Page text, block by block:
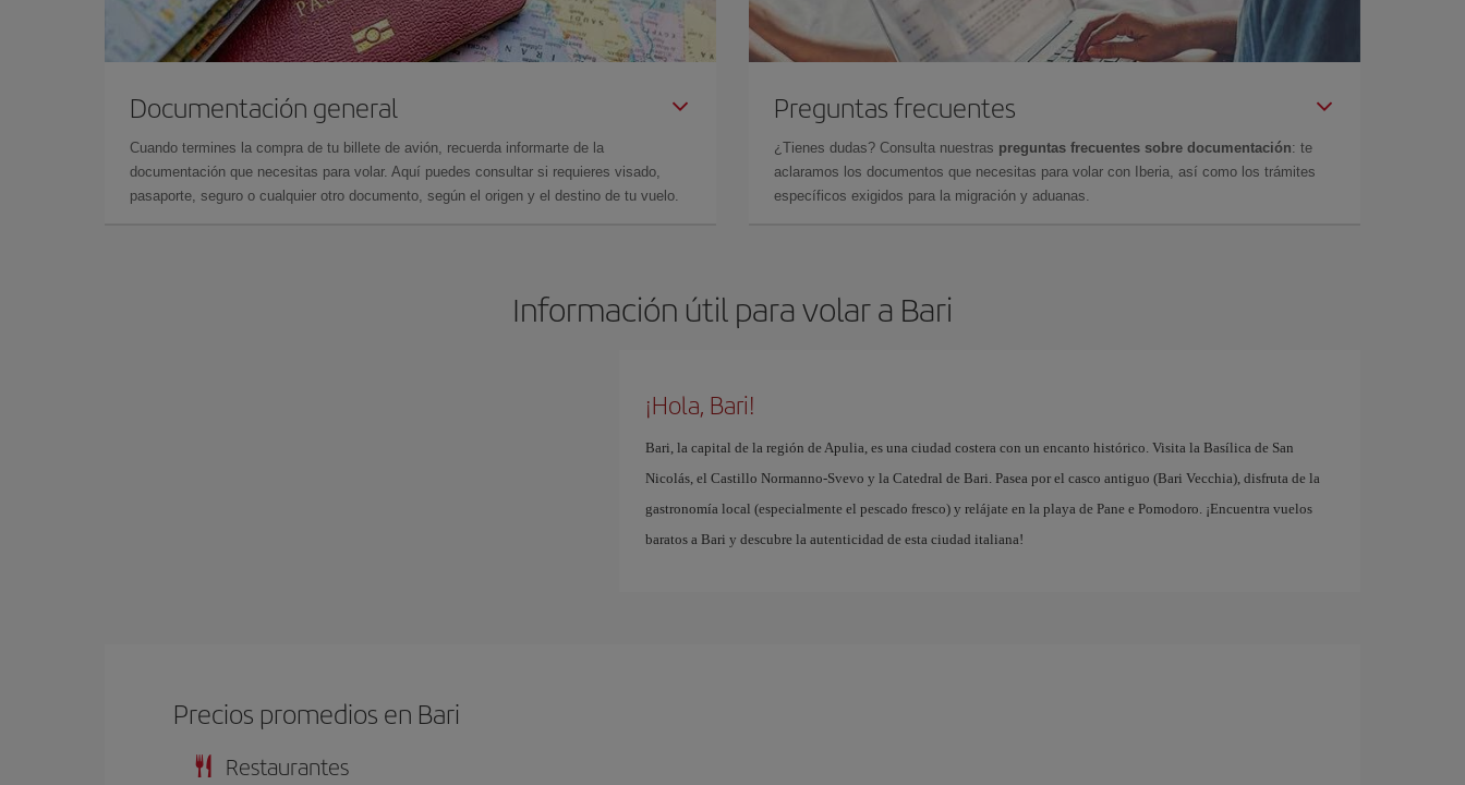
Documentación general
Cuando termines la compra de tu billete de avión, recuerda informarte de la
documentación que necesitas para volar. Aquí puedes consultar si requieres visado,
pasaporte, seguro o cualquier otro documento, según el origen y el destino de tu vuelo.
Preguntas frecuentes
¿Tienes dudas? Consulta nuestras preguntas frecuentes sobre documentación: te
aclaramos los documentos que necesitas para volar con Iberia, así como los trámites
específicos exigidos para la migración y aduanas.
Información útil para volar a Bari
¡Hola, Bari!
Bari, la capital de la región de Apulia, es una ciudad costera con un encanto histórico. Visita la Basílica de San
Nicolás, el Castillo Normanno-Svevo y la Catedral de Bari. Pasea por el casco antiguo (Bari Vecchia), disfruta de la
gastronomía local (especialmente el pescado fresco) y relájate en la playa de Pane e Pomodoro. ¡Encuentra vuelos
baratos a Bari y descubre la autenticidad de esta ciudad italiana!
Precios promedios en Bari
Restaurantes